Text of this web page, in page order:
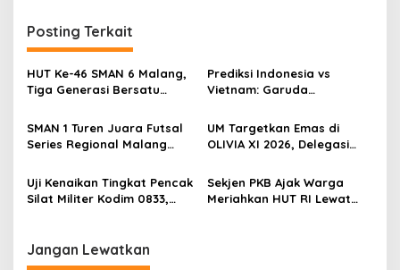
n
a
v
i
g
a
t
i
n
Posting Terkait
HUT Ke-46 SMAN 6 Malang,
Tiga Generasi Bersatu
Kebersamaan, ini Kata
Untari
Prediksi Indonesia vs
Vietnam: Garuda
Laga Krusial AFF 2026
SMAN 1 Turen Juara Futsal
Series Regional Malang
Tingkat Nasional di
Jakarta
UM Targetkan Emas di
OLIVIA XI 2026, Delegasi
Nama Kampus di Tingkat
Nasional
Uji Kenaikan Tingkat Pencak
Silat Militer Kodim 0833,
Sekjen PKB Ajak Warga
Meriahkan HUT RI Lewat
Jangan Lewatkan